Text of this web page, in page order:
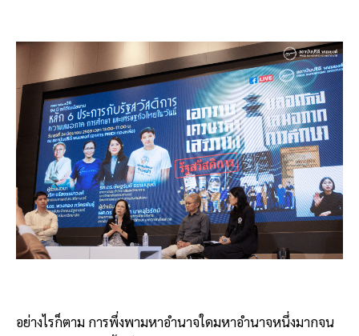
อย่างไรก็ตาม การพึ่งพามหาอำนาจใดมหาอำนาจหนึ่งมากจน